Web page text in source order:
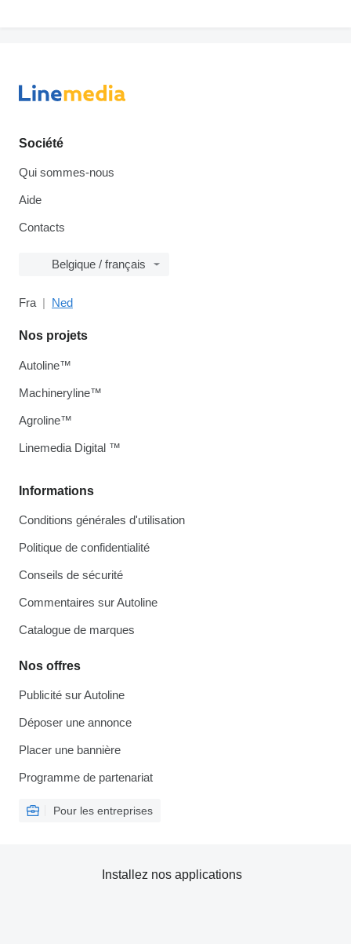
Société
Qui sommes-nous
Aide
Contacts
Belgique / français
Fra Ned
Informations
Conditions générales d'utilisation
Politique de confidentialité
Conseils de sécurité
Commentaires sur Autoline
Catalogue de marques
Nos offres
Publicité sur Autoline
Déposer une annonce
Placer une bannière
Programme de partenariat
Pour les entreprises
Nos projets
Autoline™
Machineryline™
Agroline™
Linemedia Digital ™
Installez nos applications